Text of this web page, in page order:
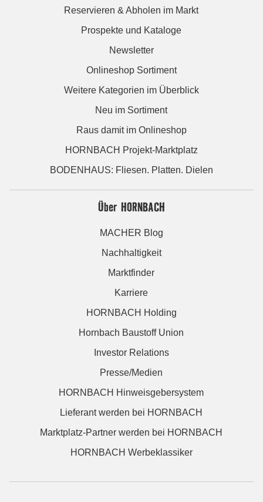
Reservieren & Abholen im Markt
Prospekte und Kataloge
Newsletter
Onlineshop Sortiment
Weitere Kategorien im Überblick
Neu im Sortiment
Raus damit im Onlineshop
HORNBACH Projekt-Marktplatz
BODENHAUS: Fliesen. Platten. Dielen
Über HORNBACH
MACHER Blog
Nachhaltigkeit
Marktfinder
Karriere
HORNBACH Holding
Hornbach Baustoff Union
Investor Relations
Presse/Medien
HORNBACH Hinweisgebersystem
Lieferant werden bei HORNBACH
Marktplatz-Partner werden bei HORNBACH
HORNBACH Werbeklassiker